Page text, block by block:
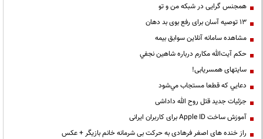
همجنس گرایی در شبکه من و تو
13 توصیه آسان برای رفع بوی بد دهان
مشاهده سامانه آنلاين سوابق بیمه
حكم آيت‌الله مكارم درباره شاهين نجفي
سایتهای همسریابی!
دعايي كه قطعا مستجاب مي‌شود
جزئیات جدید قتل روح الله داداشی
آموزش ساخت Apple ID برای کاربران ایرانی
راز خنده های اصغر فرهادی به حرکت بی شرمانه خانم بازیگر + عکس